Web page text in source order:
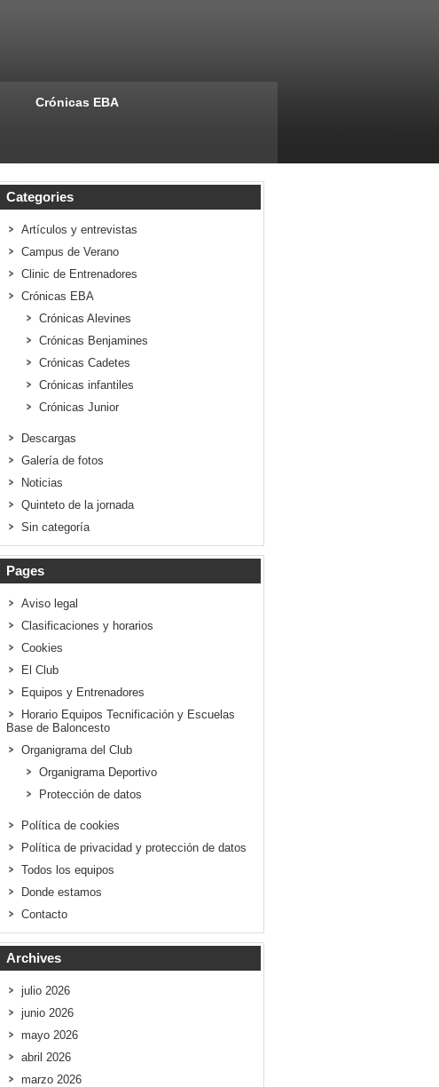
Crónicas EBA
Categories
Artículos y entrevistas
Campus de Verano
Clinic de Entrenadores
Crónicas EBA
Crónicas Alevines
Crónicas Benjamines
Crónicas Cadetes
Crónicas infantiles
Crónicas Junior
Descargas
Galería de fotos
Noticias
Quinteto de la jornada
Sin categoría
Pages
Aviso legal
Clasificaciones y horarios
Cookies
El Club
Equipos y Entrenadores
Horario Equipos Tecnificación y Escuelas
Base de Baloncesto
Organigrama del Club
Organigrama Deportivo
Protección de datos
Política de cookies
Política de privacidad y protección de datos
Todos los equipos
Donde estamos
Contacto
Archives
julio 2026
junio 2026
mayo 2026
abril 2026
marzo 2026